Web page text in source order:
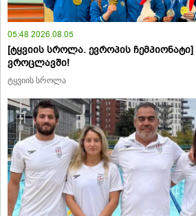
05:48 2026.08.05
[ტყვიის სროლა. ევროპის
ვროცლავში!
ტყვიის სროლა